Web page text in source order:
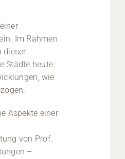
Im Rahmen
dieser
Städte heute
wie
Aspekte einer
von Prof.
–